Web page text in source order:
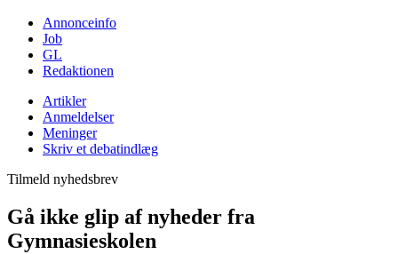
Annonceinfo
Job
GL
Redaktionen
Artikler
Anmeldelser
Meninger
Skriv et debatindlæg
Tilmeld nyhedsbrev
Gå ikke glip af nyheder fra
Gymnasieskolen